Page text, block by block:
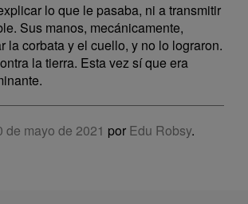
lo que le pasaba, ni a transmitir
Sus manos, mecánicamente,
la corbata y el cuello, y no lo lograron.
la tierra. Esta vez sí que era
de mayo de 2021 por Edu Robsy.